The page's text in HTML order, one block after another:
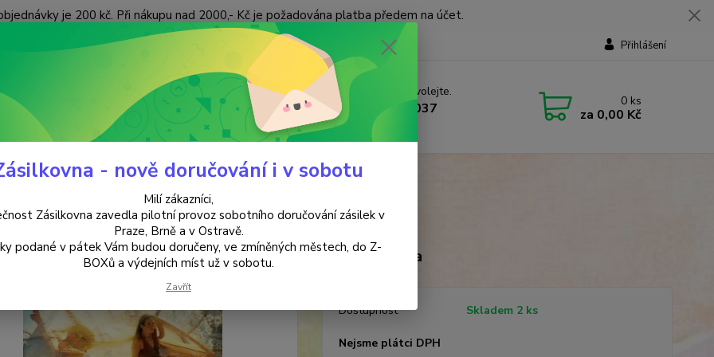
je 200 kč. Při nákupu nad 2000,- Kč je požadována platba předem na účet.
KONTAKTY Přihlášení
Hledat
Nevíte si rady? Zavolejte.
+420 737 737 037
(Po-Pá, 9-18 hod.)
0 ks
za 0,00 Kč
CD Awakened Earth Mirabai Ceiba
Earth Mirabai Ceiba
Mirabai Ceiba
Dostupnost Skladem 2 ks
Nejsme plátci DPH
- nově doručování i v sobotu
Milí zákazníci,
Zásilkovna zavedla pilotní provoz sobotního doručování zásilek v
Praze, Brně a v Ostravě.
podané v pátek Vám budou doručeny, ve zmíněných městech, do Z-
BOXů a výdejních míst už v sobotu.
Zavřít